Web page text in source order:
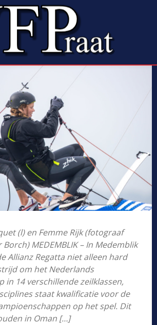
(l) en Femme Rijk (fotograaf
MEDEMBLIK – In Medemblik
Allianz Regatta niet alleen hard
om het Nederlands
in 14 verschillende zeilklassen,
staat kwalificatie voor de
op het spel. Dit
in Oman […]